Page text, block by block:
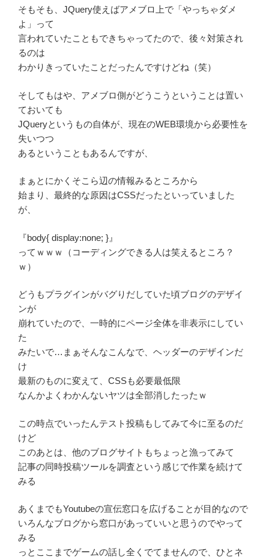
そもそも、JQuery使えばアメブロ上で「やっちゃダメ
よ」って
言われていたこともできちゃってたので、後々対策され
るのは
わかりきっていたことだったんですけどね（笑）
そしてもはや、アメブロ側がどうこうということは置い
ておいても
JQueryというもの自体が、現在のWEB環境から必要性を
失いつつ
あるということもあるんですが、
まぁとにかくそこら辺の情報みるところから
始まり、最終的な原因はCSSだったといっていました
が、
『body{ display:none; }』
ってｗｗｗ（コーディングできる人は笑えるところ？
ｗ）
どうもプラグインがバグりだしていた頃ブログのデザイ
ンが
崩れていたので、一時的にページ全体を非表示にしてい
た
みたいで…まぁそんなこんなで、ヘッダーのデザインだ
け
最新のものに変えて、CSSも必要最低限
なんかよくわかんないヤツは全部消したったｗ
この時点でいったんテスト投稿もしてみて今に至るのだ
けど
このあとは、他のブログサイトもちょっと漁ってみて
記事の同時投稿ツールを調査という感じで作業を続けて
みる
あくまでもYoutubeの宣伝窓口を広げることが目的なので
いろんなブログから窓口があっていいと思うのでやって
みる
っとここまでゲームの話し全くでてませんので、ひとネ
Youtube
ー